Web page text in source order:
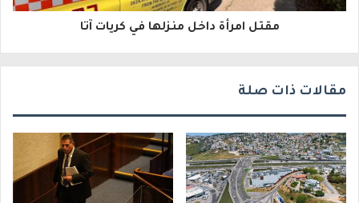
و
ي
مقتل امرأة داخل منزلها في كريات آتا
مقالات ذات صلة